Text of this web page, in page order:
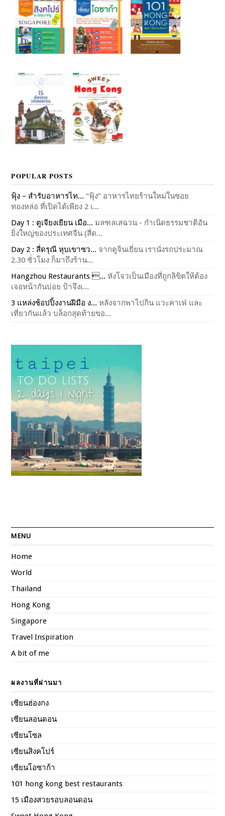
POPULAR POSTS
ฟุ้ง – สำรับอาหารไท... “ฟุ้ง” อาหารไทยร้านใหม่ในซอย
ทองหล่อ ที่เปิดได้เพียง 2 เ...
Day 1 : ตูเจียงเยียน เมือ... มลฑลเสฉวน - กำเนิดธรรมชาติอัน
ยิ่งใหญ่ของประเทศจีน (สี่ด...
Day 2 : สี่ดรุณี หุบเขาซว... จากตูจินเยี่ยน เรานั่งรถประมาณ
2.30 ชั่วโมง ก็มาถึงร้าน...
Hangzhou Restaurants ... หังโจวเป็นเมืองที่ถูกลิขิตให้ต้อง
เจอหน้ากันบ่อย ป้าจึงเ...
3 แหล่งช้อปปิ้งงานฝีมือ ง... หลังจากพาไปกิน แวะคาเฟ่ และ
เที่ยวกันแล้ว บล็อกสุดท้ายขอ...
MENU
Home
World
Thailand
Hong Kong
Singapore
Travel Inspiration
A bit of me
ผลงานที่ผ่านมา
เซียนฮ่องกง
เซียนลอนดอน
เซียนโซล
เซียนสิงคโปร์
เซียนโอซาก้า
101 hong kong best restaurants
15 เมืองสวยรอบลอนดอน